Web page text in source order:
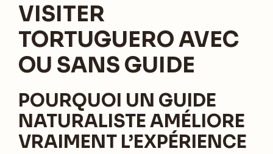
VISITER
TORTUGUERO AVEC
OU SANS GUIDE
POURQUOI UN GUIDE
NATURALISTE AMÉLIORE
VRAIMENT L’EXPÉRIENCE